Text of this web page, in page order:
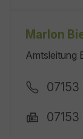
Marlon
Amtsleitung